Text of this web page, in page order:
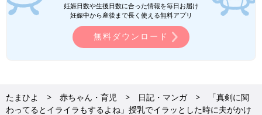
ある日、 夜泣き対応でイライラしてしまっている夫を見て、以前
妊娠日数や生後日数に合った情報を毎日お届け
妊娠中から産後まで長く使える無料アプリ
無料ダウンロード
たまひよ 赤ちゃん・育児 日記・マンガ
「真剣に関
わってるとイライラもするよね」授乳でイラッとした時に夫がかけ